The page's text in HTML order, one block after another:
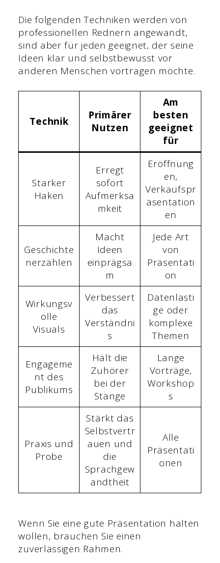
Die folgenden Techniken werden von
professionellen Rednern angewandt,
sind aber für jeden geeignet, der seine
Ideen klar und selbstbewusst vor
anderen Menschen vortragen möchte.
Technik
Primärer
Nutzen
Am
besten
geeignet
für
Starker
Haken
Erregt
sofort
Aufmerksa
mkeit
Eröffnung
en,
Verkaufspr
äsentation
en
Geschichte
nerzählen
Macht
Ideen
einprägsa
m
Jede Art
von
Präsentati
on
Wirkungsv
olle
Visuals
Verbessert
das
Verständni
s
Datenlasti
ge oder
komplexe
Themen
Engageme
nt des
Publikums
Hält die
Zuhörer
bei der
Stange
Lange
Vorträge,
Workshop
s
Praxis und
Probe
Stärkt das
Selbstvertr
auen und
die
Sprachgew
andtheit
Alle
Präsentati
onen
Wenn Sie eine gute Präsentation halten
wollen, brauchen Sie einen
zuverlässigen Rahmen.